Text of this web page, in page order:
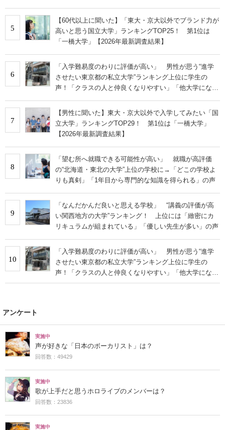
5
【60代以上に聞いた】「東大・京大以外でブランド力が
高いと思う国立大学」ランキングTOP25！ 第1位は
「一橋大学」【2026年最新調査結果】
6
「入学難易度のわりに評価が高い」 男性が思う“進学
させたい東京都の私立大学”ランキング上位に学生の
声！「クラスの人と仲良くなりやすい」「他大学にない
7
【男性に聞いた】東大・京大以外で入学してみたい「国
立大学」ランキングTOP29！ 第1位は「一橋大学」
【2026年最新調査結果】
8
「望む所へ就職できる可能性が高い」 就職が高評価
の“北海道・東北の大学”上位の学校に→「どこの学校よ
りも真剣」「1年目から専門的な知識を得られる」の声
9
「なんだかんだ良いと思える学校」 “講義の評価が高
い関西地方の大学”ランキング！ 上位には「緻密にカ
リキュラムが組まれている」「優しい先生が多い」の声
10
「入学難易度のわりに評価が高い」 男性が思う“進学
させたい東京都の私立大学”ランキング上位に学生の
声！「クラスの人と仲良くなりやすい」「他大学にない
学科も」
アンケート
実施中
声が好きな「日本のボーカリスト」は？
回答数：49429
実施中
歌が上手だと思うホロライブのメンバーは？
回答数：23836
実施中